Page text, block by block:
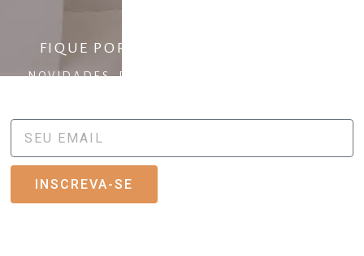
FIQUE POR DENTRO DO FLUXO
NOVIDADES, DESCONTOS ESPECIAIS E NOVAS
INSCREVA-SE